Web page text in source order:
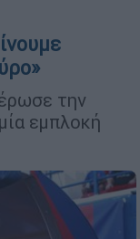
την
εμπλοκή